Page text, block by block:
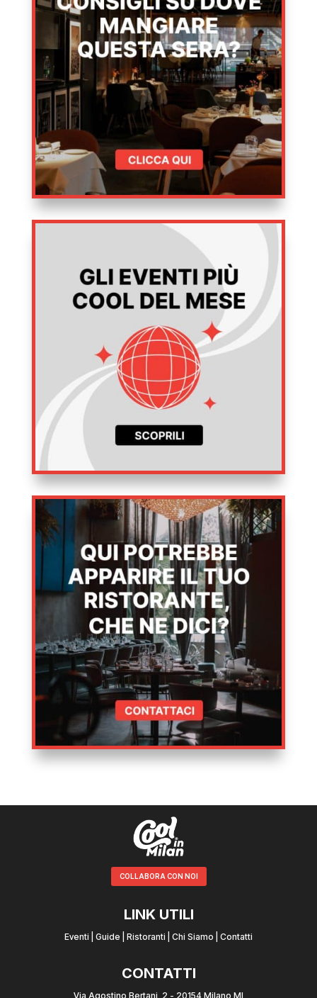
COLLABORA CON NOI
LINK UTILI
Eventi Guide Ristoranti Chi Siamo Contatti
CONTATTI
Via Agostino Bertani, 2 - 20154 Milano MI